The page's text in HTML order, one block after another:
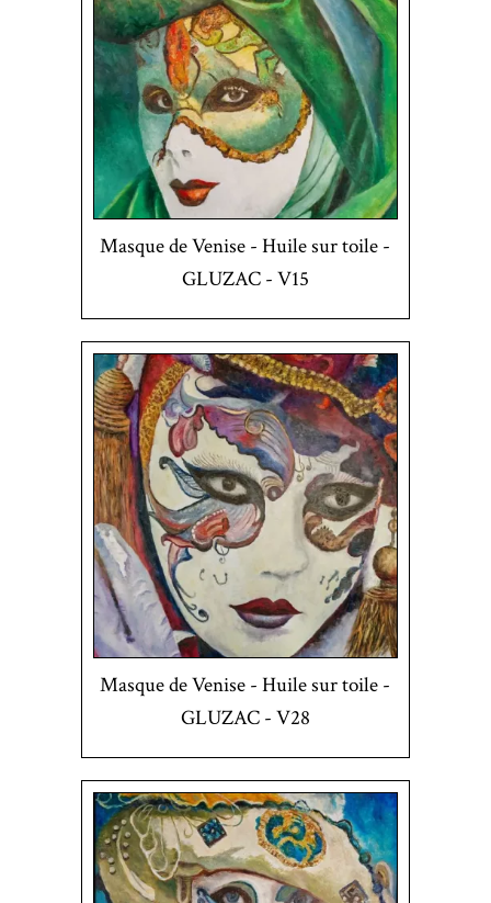
Masque de Venise - Huile sur toile -
GLUZAC - V15
Masque de Venise - Huile sur toile -
GLUZAC - V28